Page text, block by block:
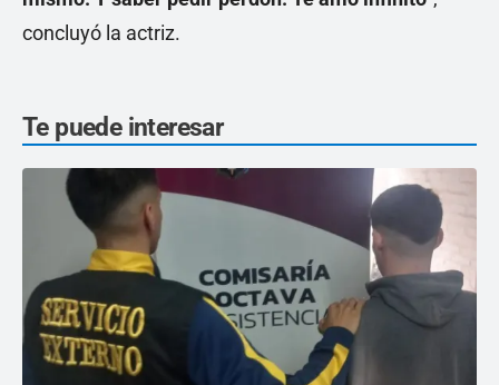
concluyó la actriz.
Te puede interesar